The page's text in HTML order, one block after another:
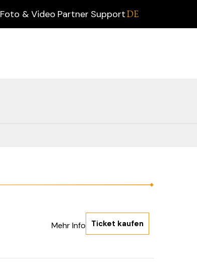
Foto & Video Partner SupportDE
Mehr Info Ticket kaufen